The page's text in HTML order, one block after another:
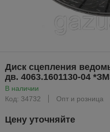
Диск сцепления
дв. 4063.1601130-04
В наличии
Код: 34732
Опт и розница
Цену уточняйте